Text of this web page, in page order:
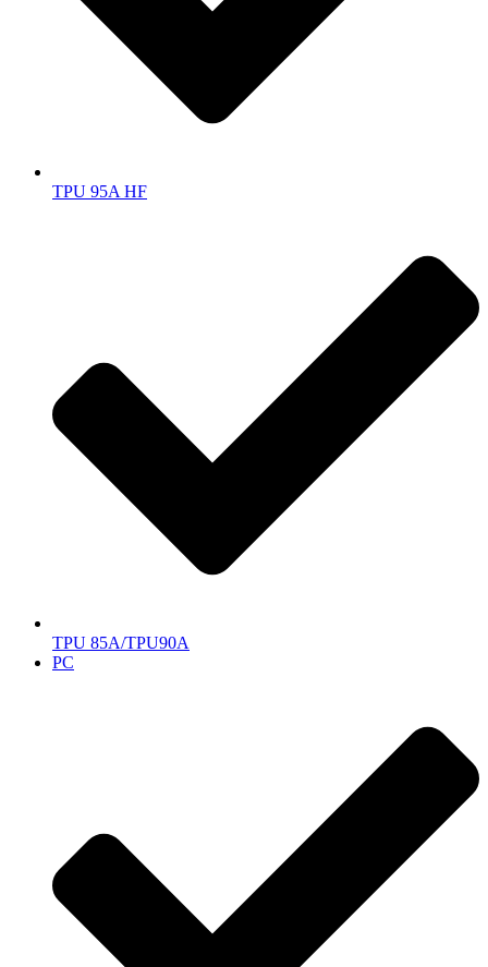
TPU 95A HF
TPU 85A/TPU90A
PC